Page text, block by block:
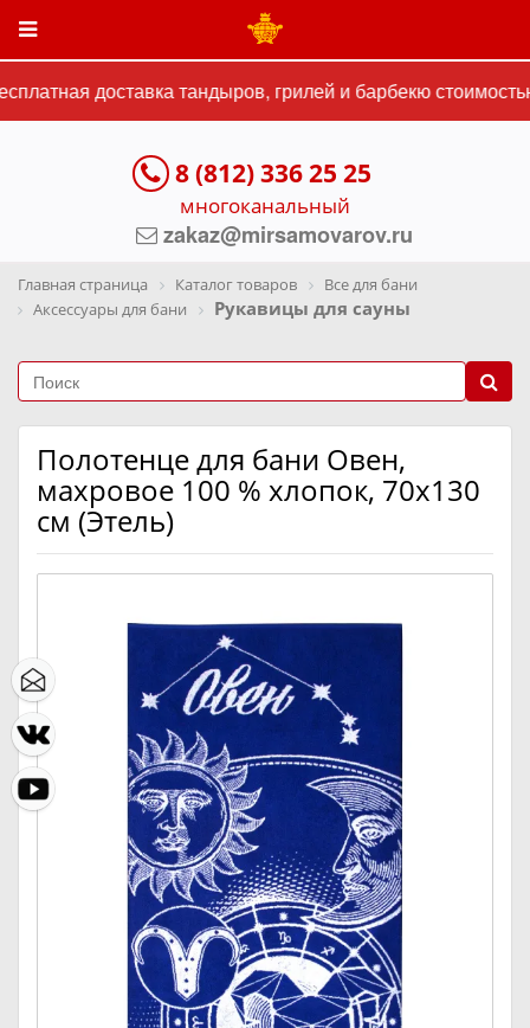
доставка тандыров, грилей и барбекю
8 (812) 336 25 25
многоканальный
zakaz@mirsamovarov.ru
Главная страница Каталог товаров
Все для бани
Аксессуары для бани
Рукавицы для сауны
Полотенце для бани Овен,
махровое 100 % хлопок, 70х130
см (Этель)